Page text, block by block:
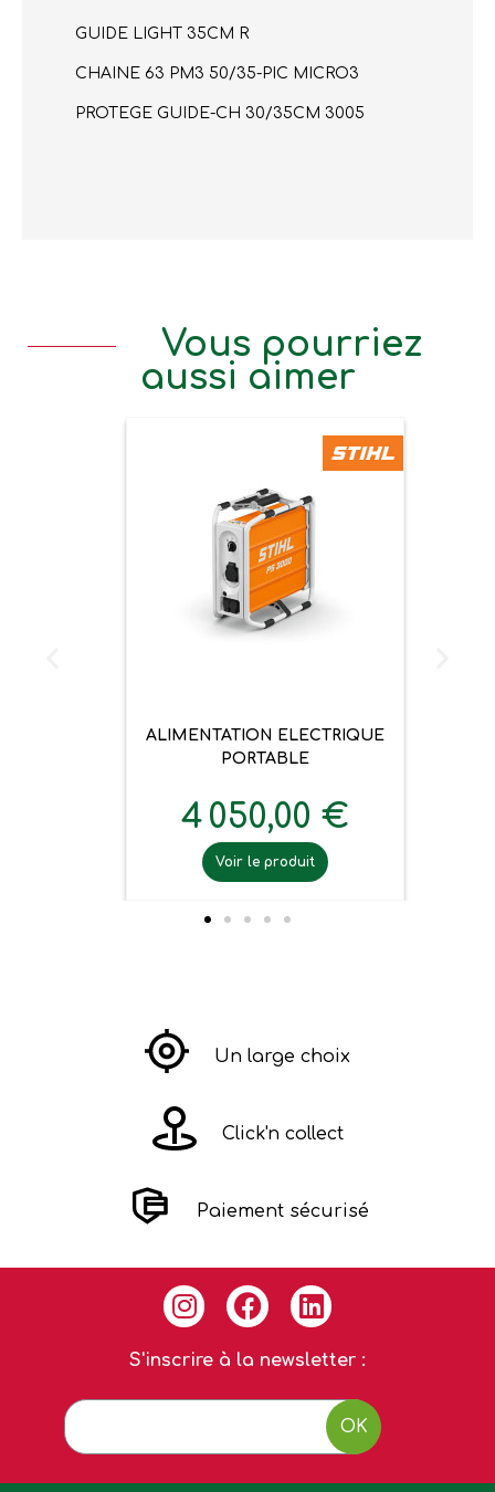
GUIDE LIGHT 35CM R
CHAINE 63 PM3 50/35-PIC MICRO3
PROTEGE GUIDE-CH 30/35CM 3005
Vous pourriez
aussi aimer
ALIMENTATION ELECTRIQUE
PORTABLE
4 050,00 €
Voir le produit
Un large choix
Click'n collect
Paiement sécurisé
S'inscrire à la newsletter :
OK